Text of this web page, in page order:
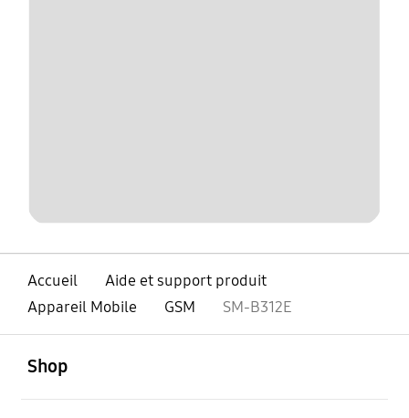
Accueil
Aide et support produit
Appareil Mobile
GSM SM-B312E
Shop